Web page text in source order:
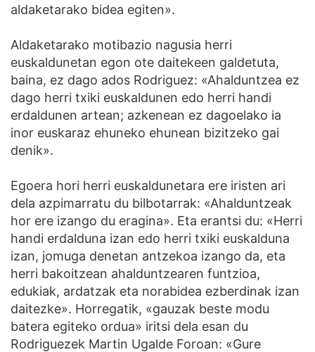
aldaketarako bidea egiten».
Aldaketarako motibazio nagusia herri
euskaldunetan egon ote daitekeen galdetuta,
baina, ez dago ados Rodriguez: «Ahalduntzea ez
dago herri txiki euskaldunen edo herri handi
erdaldunen artean; azkenean ez dagoelako ia
inor euskaraz ehuneko ehunean bizitzeko gai
denik».
Egoera hori herri euskaldunetara ere iristen ari
dela azpimarratu du bilbotarrak: «Ahalduntzeak
hor ere izango du eragina». Eta erantsi du: «Herri
handi erdalduna izan edo herri txiki euskalduna
izan, jomuga denetan antzekoa izango da, eta
herri bakoitzean ahalduntzearen funtzioa,
edukiak, ardatzak eta norabidea ezberdinak izan
daitezke». Horregatik, «gauzak beste modu
batera egiteko ordua» iritsi dela esan du
Rodriguezek Martin Ugalde Foroan: «Gure